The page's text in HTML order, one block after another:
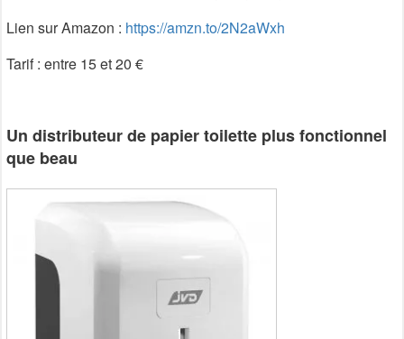
Lien sur Amazon : https://amzn.to/2N2aWxh
Tarif : entre 15 et 20 €
Un distributeur de papier toilette plus fonctionnel
que beau